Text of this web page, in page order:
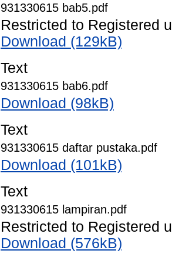
931330615 bab5.pdf
Restricted to Registered
Download (129kB)
Text
931330615 bab6.pdf
Download (98kB)
Text
931330615 daftar pustaka.pdf
Download (101kB)
Text
931330615 lampiran.pdf
Restricted to Registered
Download (576kB)